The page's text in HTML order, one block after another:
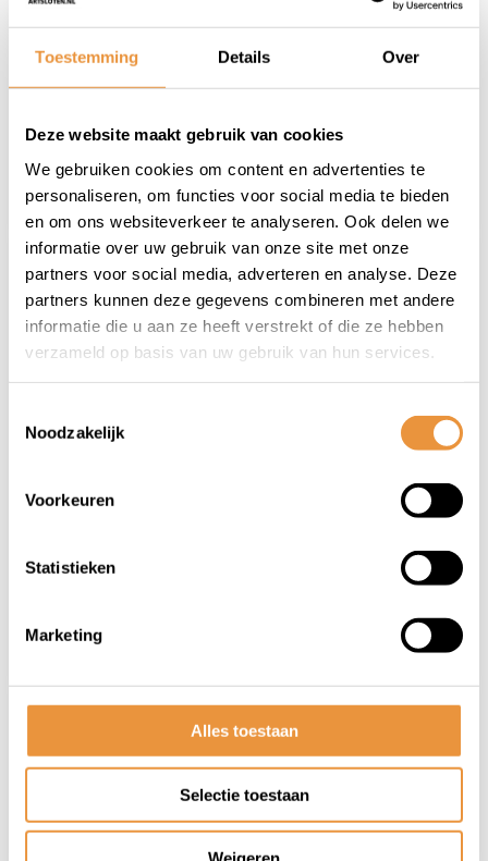
Toestemming Details Over
Deze website maakt gebruik van cookies
We gebruiken cookies om content en advertenties te
personaliseren, om functies voor social media te bieden
en om ons websiteverkeer te analyseren. Ook delen we
informatie over uw gebruik van onze site met onze
partners voor social media, adverteren en analyse. Deze
partners kunnen deze gegevens combineren met andere
informatie die u aan ze heeft verstrekt of die ze hebben
verzameld op basis van uw gebruik van hun services.
Noodzakelijk
Voorkeuren
Statistieken
Marketing
Alles toestaan
Selectie toestaan
Niet op voorraad
13,95
Upp voor e-bike 42
achterlicht
aansluiting - 35 Lux
Niet op voorraad
37,95
42,95
Clever - 20 Lux - Incl
Niet op voorraad